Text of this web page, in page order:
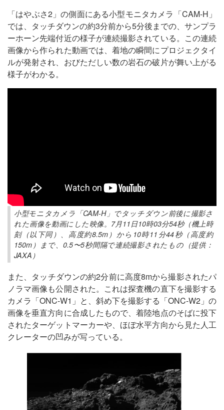
「はやぶさ2」の側面にある小型モニタカメラ「CAM-H」
では、タッチダウンの約3分前から5分後までの、サンプラ
ーホーン先端付近の様子が連続撮影されている。この連続
画像から作られた動画では、着地の瞬間にプロジェクタイ
ルが発射され、おびただしい数の岩石の破片が舞い上がる
様子がわかる。
小型モニタカメラ「CAM-H」でタッチダウン前後に撮影さ
れた画像を動画にした映像。7月11日10時03分54秒（機上時
刻（以下同）、高度約8.5m）から10時11分44秒（高度約
150m）まで、0.5〜5秒間隔で連続撮影されたもの（提供：
JAXA）
また、タッチダウンの約2分前に高度8mから撮影されたパ
ノラマ画像も公開された。これは探査機の直下を撮影する
カメラ「ONC-W1」と、斜め下を撮影する「ONC-W2」の
画像を垂直方向に合成したもので、着陸地点のそばに投下
されたターゲットマーカーや、ほぼ水平方向から見た人工
クレーターの凹みが写っている。